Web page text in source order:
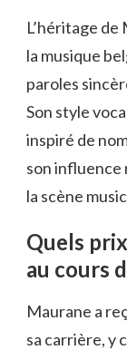
L’héritage
la musique
paroles
Son style
inspiré de
son influence
la scène
Quels
au cours
Maurane a
sa carrière, y